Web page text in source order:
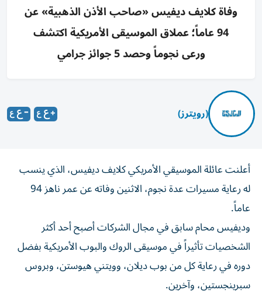
وفاة كلايف ديفيس «صاحب الأذن الذهبية» عن
94 عاماً؛ عملاق الموسيقى الأمريكية اكتشف
ورعى نجوماً وحصد 5 جوائز جرامي
(رويترز)
أعلنت عائلة الموسيقي الأمريكي كلايف ديفيس، الذي ينسب
له رعاية مسيرات عدة نجوم، الاثنين وفاته عن عمر ‌ناهز 94
عاماً.
وديفيس محام سابق في مجال الشركات ​أصبح أحد ⁠أكثر
الشخصيات تأثيراً في موسيقى الروك والبوب ‌الأمريكية بفضل
دوره ‌في رعاية كل من بوب ديلان، وويتني هيوستن، وبروس
سبرينجستين، وآخرين.